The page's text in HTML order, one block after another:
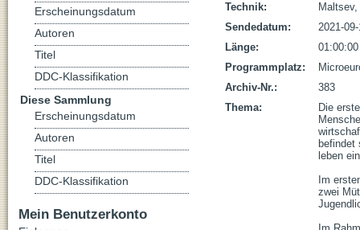
Technik:
Sendedatum:
2021-
Länge:
01:00:00
Programmplatz:
Archiv-Nr.:
383
Thema:
Die
befindet
leben
Im
zwei
Erscheinungsdatum
Autoren
Titel
DDC-Klassifikation
Diese Sammlung
Erscheinungsdatum
Autoren
Titel
DDC-Klassifikation
Mein Benutzerkonto